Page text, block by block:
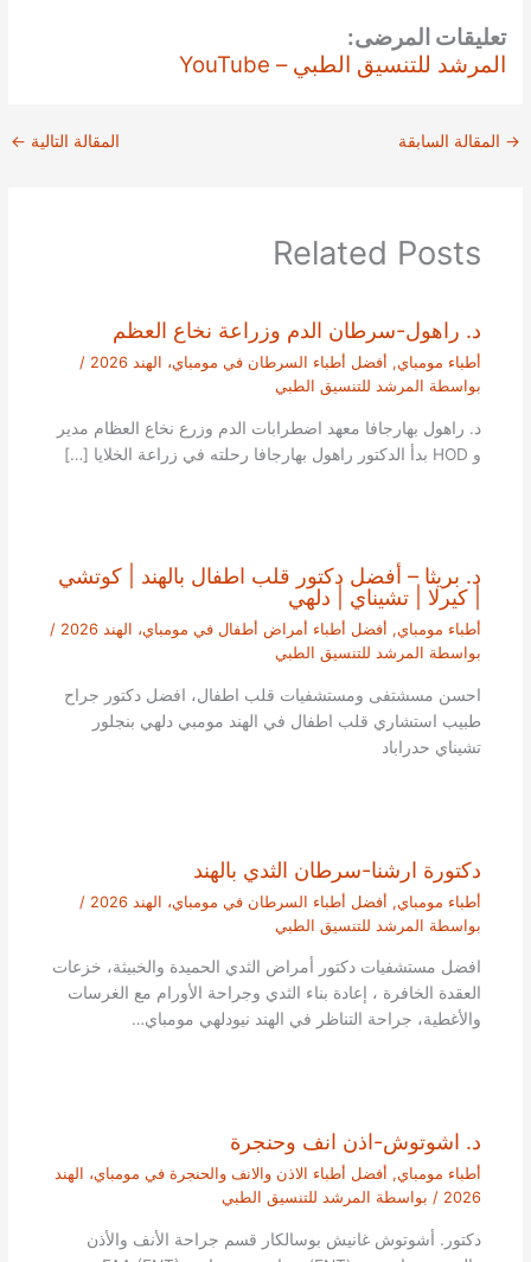
تعليقات المرضى:
المرشد للتنسيق الطبي – YouTube
→ المقالة السابقة المقالة التالية ←
Related Posts
د. راهول-سرطان الدم وزراعة نخاع العظم
أطباء مومباي, أفضل أطباء السرطان في مومباي، الهند 2026
/
بواسطة المرشد للتنسيق الطبي
د. راهول بهارجافا معهد اضطرابات الدم وزرع نخاع العظام مدير
و HOD بدأ الدكتور راهول بهارجافا رحلته في زراعة الخلايا […]
د. بريثا – أفضل دكتور قلب اطفال بالهند | كوتشي
| كيرلا | تشيناي | دلهي
أطباء مومباي, أفضل أطباء أمراض أطفال في مومباي، الهند 2026
/
بواسطة المرشد للتنسيق الطبي
احسن مسشتفى ومستشفيات قلب اطفال، افضل دكتور جراح
طبيب استشاري قلب اطفال في الهند مومبي دلهي بنجلور
تشيناي حدراباد
دكتورة ارشنا-سرطان الثدي بالهند
أطباء مومباي, أفضل أطباء السرطان في مومباي، الهند 2026
/
بواسطة المرشد للتنسيق الطبي
افضل مستشفيات دكتور أمراض الثدي الحميدة والخبيثة، خزعات
العقدة الخافرة ، إعادة بناء الثدي وجراحة الأورام مع الغرسات
والأغطية، جراحة التناظر في الهند نيودلهي مومباي…
د. اشوتوش-اذن انف وحنجرة
أطباء مومباي, أفضل أطباء الاذن والانف والحنجرة في مومباي، الهند
2026 / بواسطة المرشد للتنسيق الطبي
دكتور. أشوتوش غانيش بوسالكار قسم جراحة الأنف والأذن